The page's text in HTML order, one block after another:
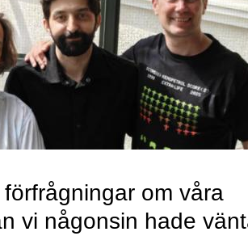
om våra
vi någonsin hade